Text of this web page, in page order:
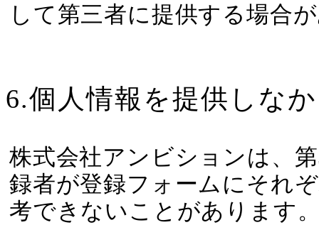
して第三者に提供する場合が
6.個人情報を提供しな
株式会社アンビションは、
録者が登録フォームにそれ
考できないことがあります。